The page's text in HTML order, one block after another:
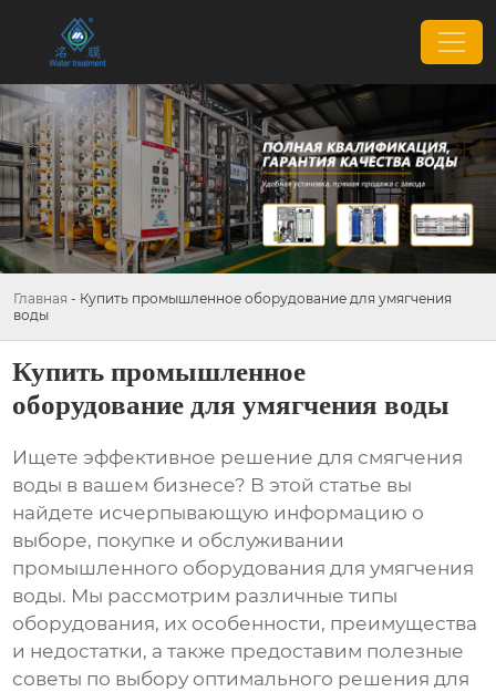
Главная - Купить промышленное оборудование для умягчения
воды
Купить промышленное
оборудование для умягчения воды
Ищете эффективное решение для смягчения
воды в вашем бизнесе? В этой статье вы
найдете исчерпывающую информацию о
выборе, покупке и обслуживании
промышленного оборудования для умягчения
воды. Мы рассмотрим различные типы
оборудования, их особенности, преимущества
и недостатки, а также предоставим полезные
советы по выбору оптимального решения для